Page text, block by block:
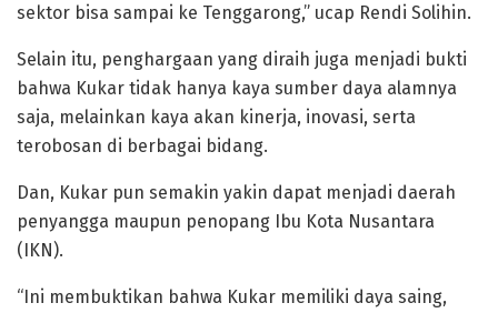
sektor bisa sampai ke Tenggarong,” ucap Rendi Solihin.
Selain itu, penghargaan yang diraih juga menjadi bukti
bahwa Kukar tidak hanya kaya sumber daya alamnya
saja, melainkan kaya akan kinerja, inovasi, serta
terobosan di berbagai bidang.
Dan, Kukar pun semakin yakin dapat menjadi daerah
penyangga maupun penopang Ibu Kota Nusantara
(IKN).
“Ini membuktikan bahwa Kukar memiliki daya saing,